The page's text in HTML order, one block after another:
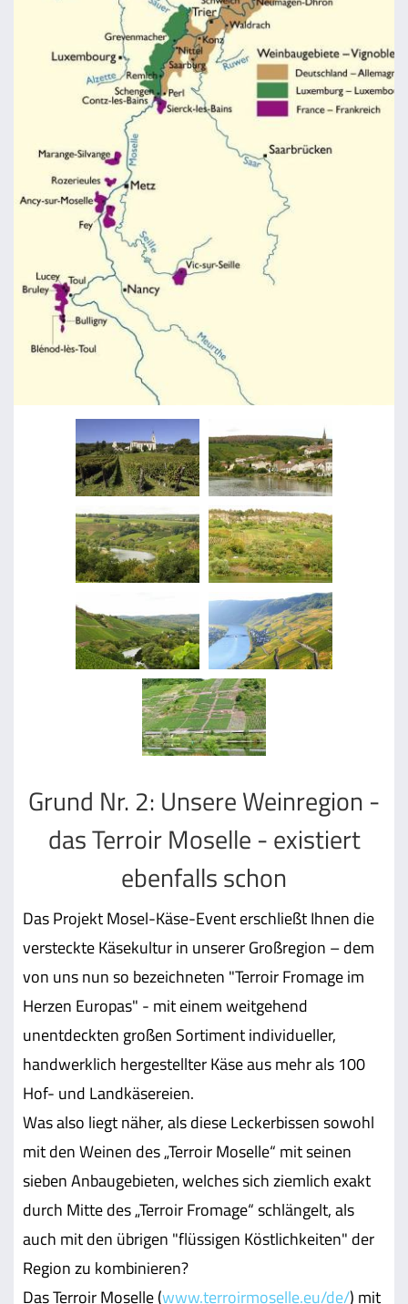
Grund Nr. 2: Unsere Weinregion -
das Terroir Moselle - existiert
ebenfalls schon
Das Projekt Mosel-Käse-Event erschließt Ihnen die
versteckte Käsekultur in unserer Großregion – dem
von uns nun so bezeichneten "Terroir Fromage im
Herzen Europas" - mit einem weitgehend
unentdeckten großen Sortiment individueller,
handwerklich hergestellter Käse aus mehr als 100
Hof- und Landkäsereien.
Was also liegt näher, als diese Leckerbissen sowohl
mit den Weinen des „Terroir Moselle“ mit seinen
sieben Anbaugebieten, welches sich ziemlich exakt
durch Mitte des „Terroir Fromage“ schlängelt, als
auch mit den übrigen "flüssigen Köstlichkeiten" der
Region zu kombinieren?
Das Terroir Moselle (www.terroirmoselle.eu/de/) mit